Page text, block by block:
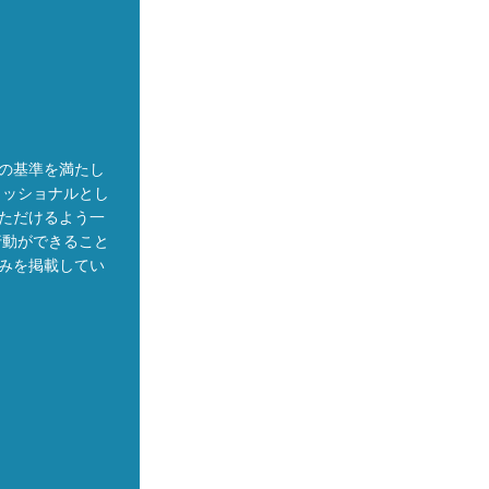
基準を満たし
ショナルとし
だけるよう一
ができること
を掲載してい